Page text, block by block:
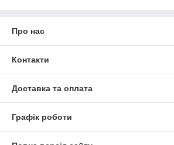
Про нас
Контакти
Доставка та оплата
Графік роботи